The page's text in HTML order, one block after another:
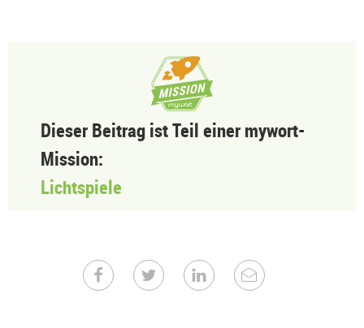
Dieser Beitrag ist Teil einer mywort-
Mission:
Lichtspiele